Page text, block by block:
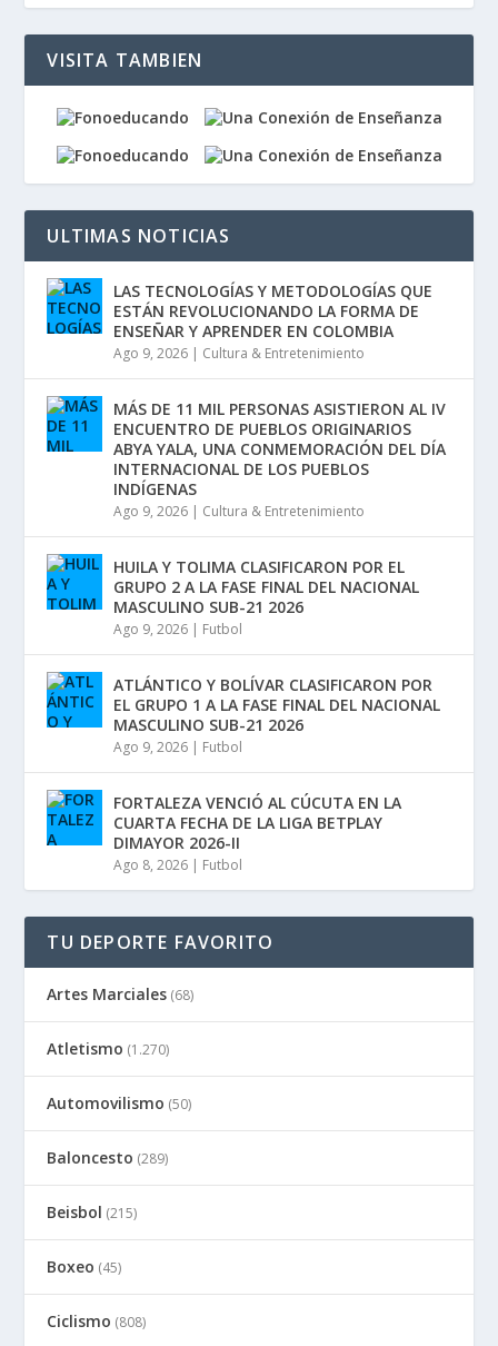
VISITA TAMBIEN
ULTIMAS NOTICIAS
LAS TECNOLOGÍAS Y METODOLOGÍAS QUE
ESTÁN REVOLUCIONANDO LA FORMA DE
ENSEÑAR Y APRENDER EN COLOMBIA
Ago 9, 2026 | Cultura & Entretenimiento
MÁS DE 11 MIL PERSONAS ASISTIERON AL IV
ENCUENTRO DE PUEBLOS ORIGINARIOS
ABYA YALA, UNA CONMEMORACIÓN DEL DÍA
INTERNACIONAL DE LOS PUEBLOS
INDÍGENAS
Ago 9, 2026 | Cultura & Entretenimiento
HUILA Y TOLIMA CLASIFICARON POR EL
GRUPO 2 A LA FASE FINAL DEL NACIONAL
MASCULINO SUB-21 2026
Ago 9, 2026 | Futbol
ATLÁNTICO Y BOLÍVAR CLASIFICARON POR
EL GRUPO 1 A LA FASE FINAL DEL NACIONAL
MASCULINO SUB-21 2026
Ago 9, 2026 | Futbol
FORTALEZA VENCIÓ AL CÚCUTA EN LA
CUARTA FECHA DE LA LIGA BETPLAY
DIMAYOR 2026-II
Ago 8, 2026 | Futbol
TU DEPORTE FAVORITO
Artes Marciales (68)
Atletismo (1.270)
Automovilismo (50)
Baloncesto (289)
Beisbol (215)
Boxeo (45)
Ciclismo (808)